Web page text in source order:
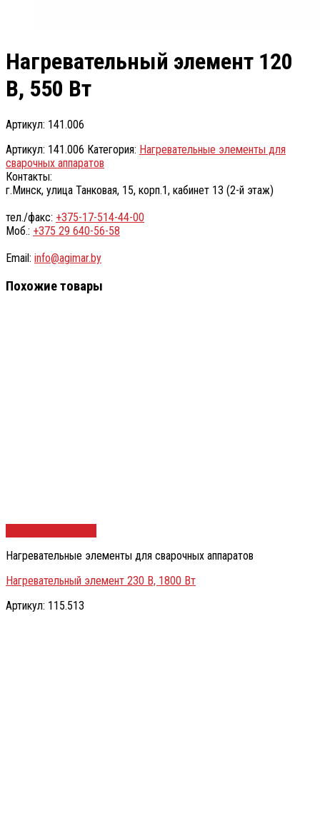
Нагревательный элемент 120
В, 550 Вт
Артикул: 141.006
Артикул: 141.006 Категория: Нагревательные элементы для
сварочных аппаратов
Контакты:
г.Минск, улица Танковая, 15, корп.1, кабинет 13 (2-й этаж)
тел./факс: +375-17-514-44-00
Моб.: +375 29 640-56-58
Email: info@agimar.by
Похожие товары
Нагревательные элементы для сварочных аппаратов
Нагревательный элемент 230 В, 1800 Вт
Артикул: 115.513